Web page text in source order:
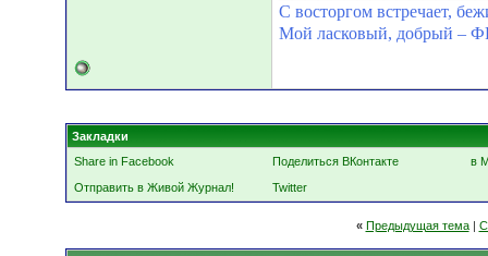
С восторгом встречает,
Мой ласковый, добрый
Закладки
Share in Facebook
Поделиться ВКонтакте
в
Отправить в Живой Журнал!
Twitter
« Предыдущая тема|